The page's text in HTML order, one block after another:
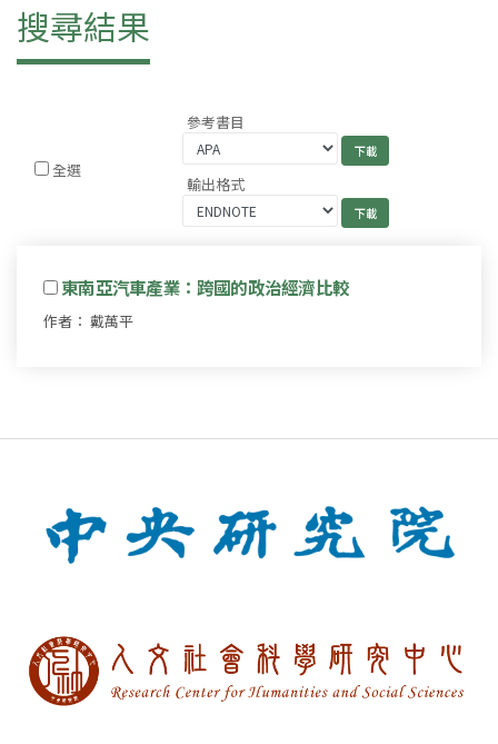
搜尋結果
全選
參考書目
輸出格式
東南亞汽車產業：跨國的政治經濟比較
作者： 戴萬平